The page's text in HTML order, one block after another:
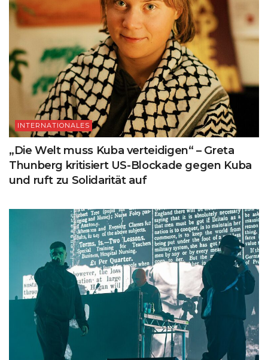
INTERNATIONALES
„Die Welt muss Kuba verteidigen“ – Greta
Thunberg kritisiert US-Blockade gegen Kuba
und ruft zu Solidarität auf